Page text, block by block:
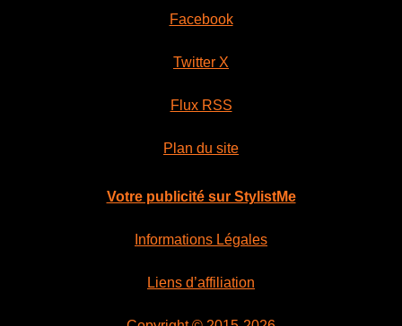
Facebook
Twitter X
Flux RSS
Plan du site
Votre publicité sur StylistMe
Informations Légales
Liens d’affiliation